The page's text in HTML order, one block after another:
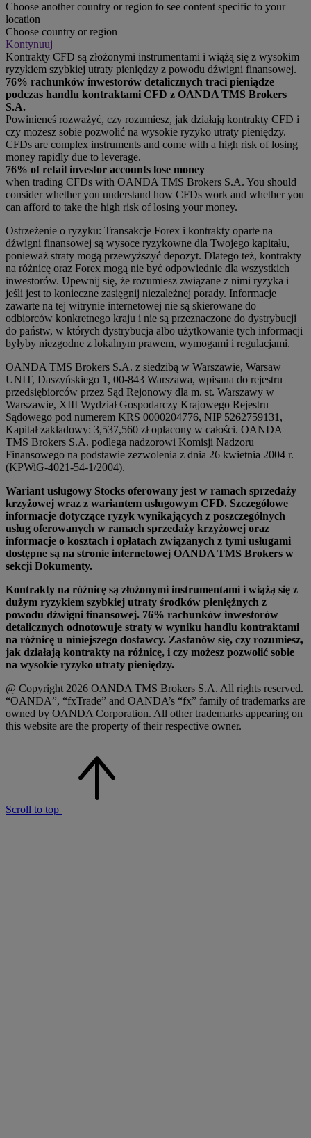
Choose another country or region to see content specific to your
location
Choose country or region
Kontynuuj
Kontrakty CFD są złożonymi instrumentami i wiążą się z wysokim
ryzykiem szybkiej utraty pieniędzy z powodu dźwigni finansowej.
76% rachunków inwestorów detalicznych traci pieniądze
podczas handlu kontraktami CFD z OANDA TMS Brokers
S.A.
Powinieneś rozważyć, czy rozumiesz, jak działają kontrakty CFD i
czy możesz sobie pozwolić na wysokie ryzyko utraty pieniędzy.
CFDs are complex instruments and come with a high risk of losing
money rapidly due to leverage.
76% of retail investor accounts lose money
when trading CFDs with OANDA TMS Brokers S.A. You should
consider whether you understand how CFDs work and whether you
can afford to take the high risk of losing your money.
Ostrzeżenie o ryzyku: Transakcje Forex i kontrakty oparte na
dźwigni finansowej są wysoce ryzykowne dla Twojego kapitału,
ponieważ straty mogą przewyższyć depozyt. Dlatego też, kontrakty
na różnicę oraz Forex mogą nie być odpowiednie dla wszystkich
inwestorów. Upewnij się, że rozumiesz związane z nimi ryzyka i
jeśli jest to konieczne zasięgnij niezależnej porady. Informacje
zawarte na tej witrynie internetowej nie są skierowane do
odbiorców konkretnego kraju i nie są przeznaczone do dystrybucji
do państw, w których dystrybucja albo użytkowanie tych informacji
byłyby niezgodne z lokalnym prawem, wymogami i regulacjami.
OANDA TMS Brokers S.A. z siedzibą w Warszawie, Warsaw
UNIT, Daszyńskiego 1, 00-843 Warszawa, wpisana do rejestru
przedsiębiorców przez Sąd Rejonowy dla m. st. Warszawy w
Warszawie, XIII Wydział Gospodarczy Krajowego Rejestru
Sądowego pod numerem KRS 0000204776, NIP 5262759131,
Kapitał zakładowy: 3,537,560 zł opłacony w całości. OANDA
TMS Brokers S.A. podlega nadzorowi Komisji Nadzoru
Finansowego na podstawie zezwolenia z dnia 26 kwietnia 2004 r.
(KPWiG-4021-54-1/2004).
Wariant usługowy Stocks oferowany jest w ramach sprzedaży
krzyżowej wraz z wariantem usługowym CFD. Szczegółowe
informacje dotyczące ryzyk wynikających z poszczególnych
usług oferowanych w ramach sprzedaży krzyżowej oraz
informacje o kosztach i opłatach związanych z tymi usługami
dostępne są na stronie internetowej OANDA TMS Brokers w
sekcji Dokumenty.
Kontrakty na różnicę są złożonymi instrumentami i wiążą się z
dużym ryzykiem szybkiej utraty środków pieniężnych z
powodu dźwigni finansowej. 76% rachunków inwestorów
detalicznych odnotowuje straty w wyniku handlu kontraktami
na różnicę u niniejszego dostawcy. Zastanów się, czy rozumiesz,
jak działają kontrakty na różnicę, i czy możesz pozwolić sobie
na wysokie ryzyko utraty pieniędzy.
@ Copyright 2026 OANDA TMS Brokers S.A. All rights reserved.
“OANDA”, “fxTrade” and OANDA’s “fx” family of trademarks are
owned by OANDA Corporation. All other trademarks appearing on
this website are the property of their respective owner.
Scroll to top